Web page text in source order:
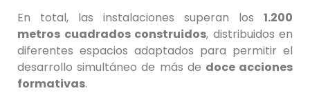
En total, las instalaciones superan los 1.200
metros cuadrados construidos, distribuidos en
diferentes espacios adaptados para permitir el
desarrollo simultáneo de más de doce acciones
formativas.